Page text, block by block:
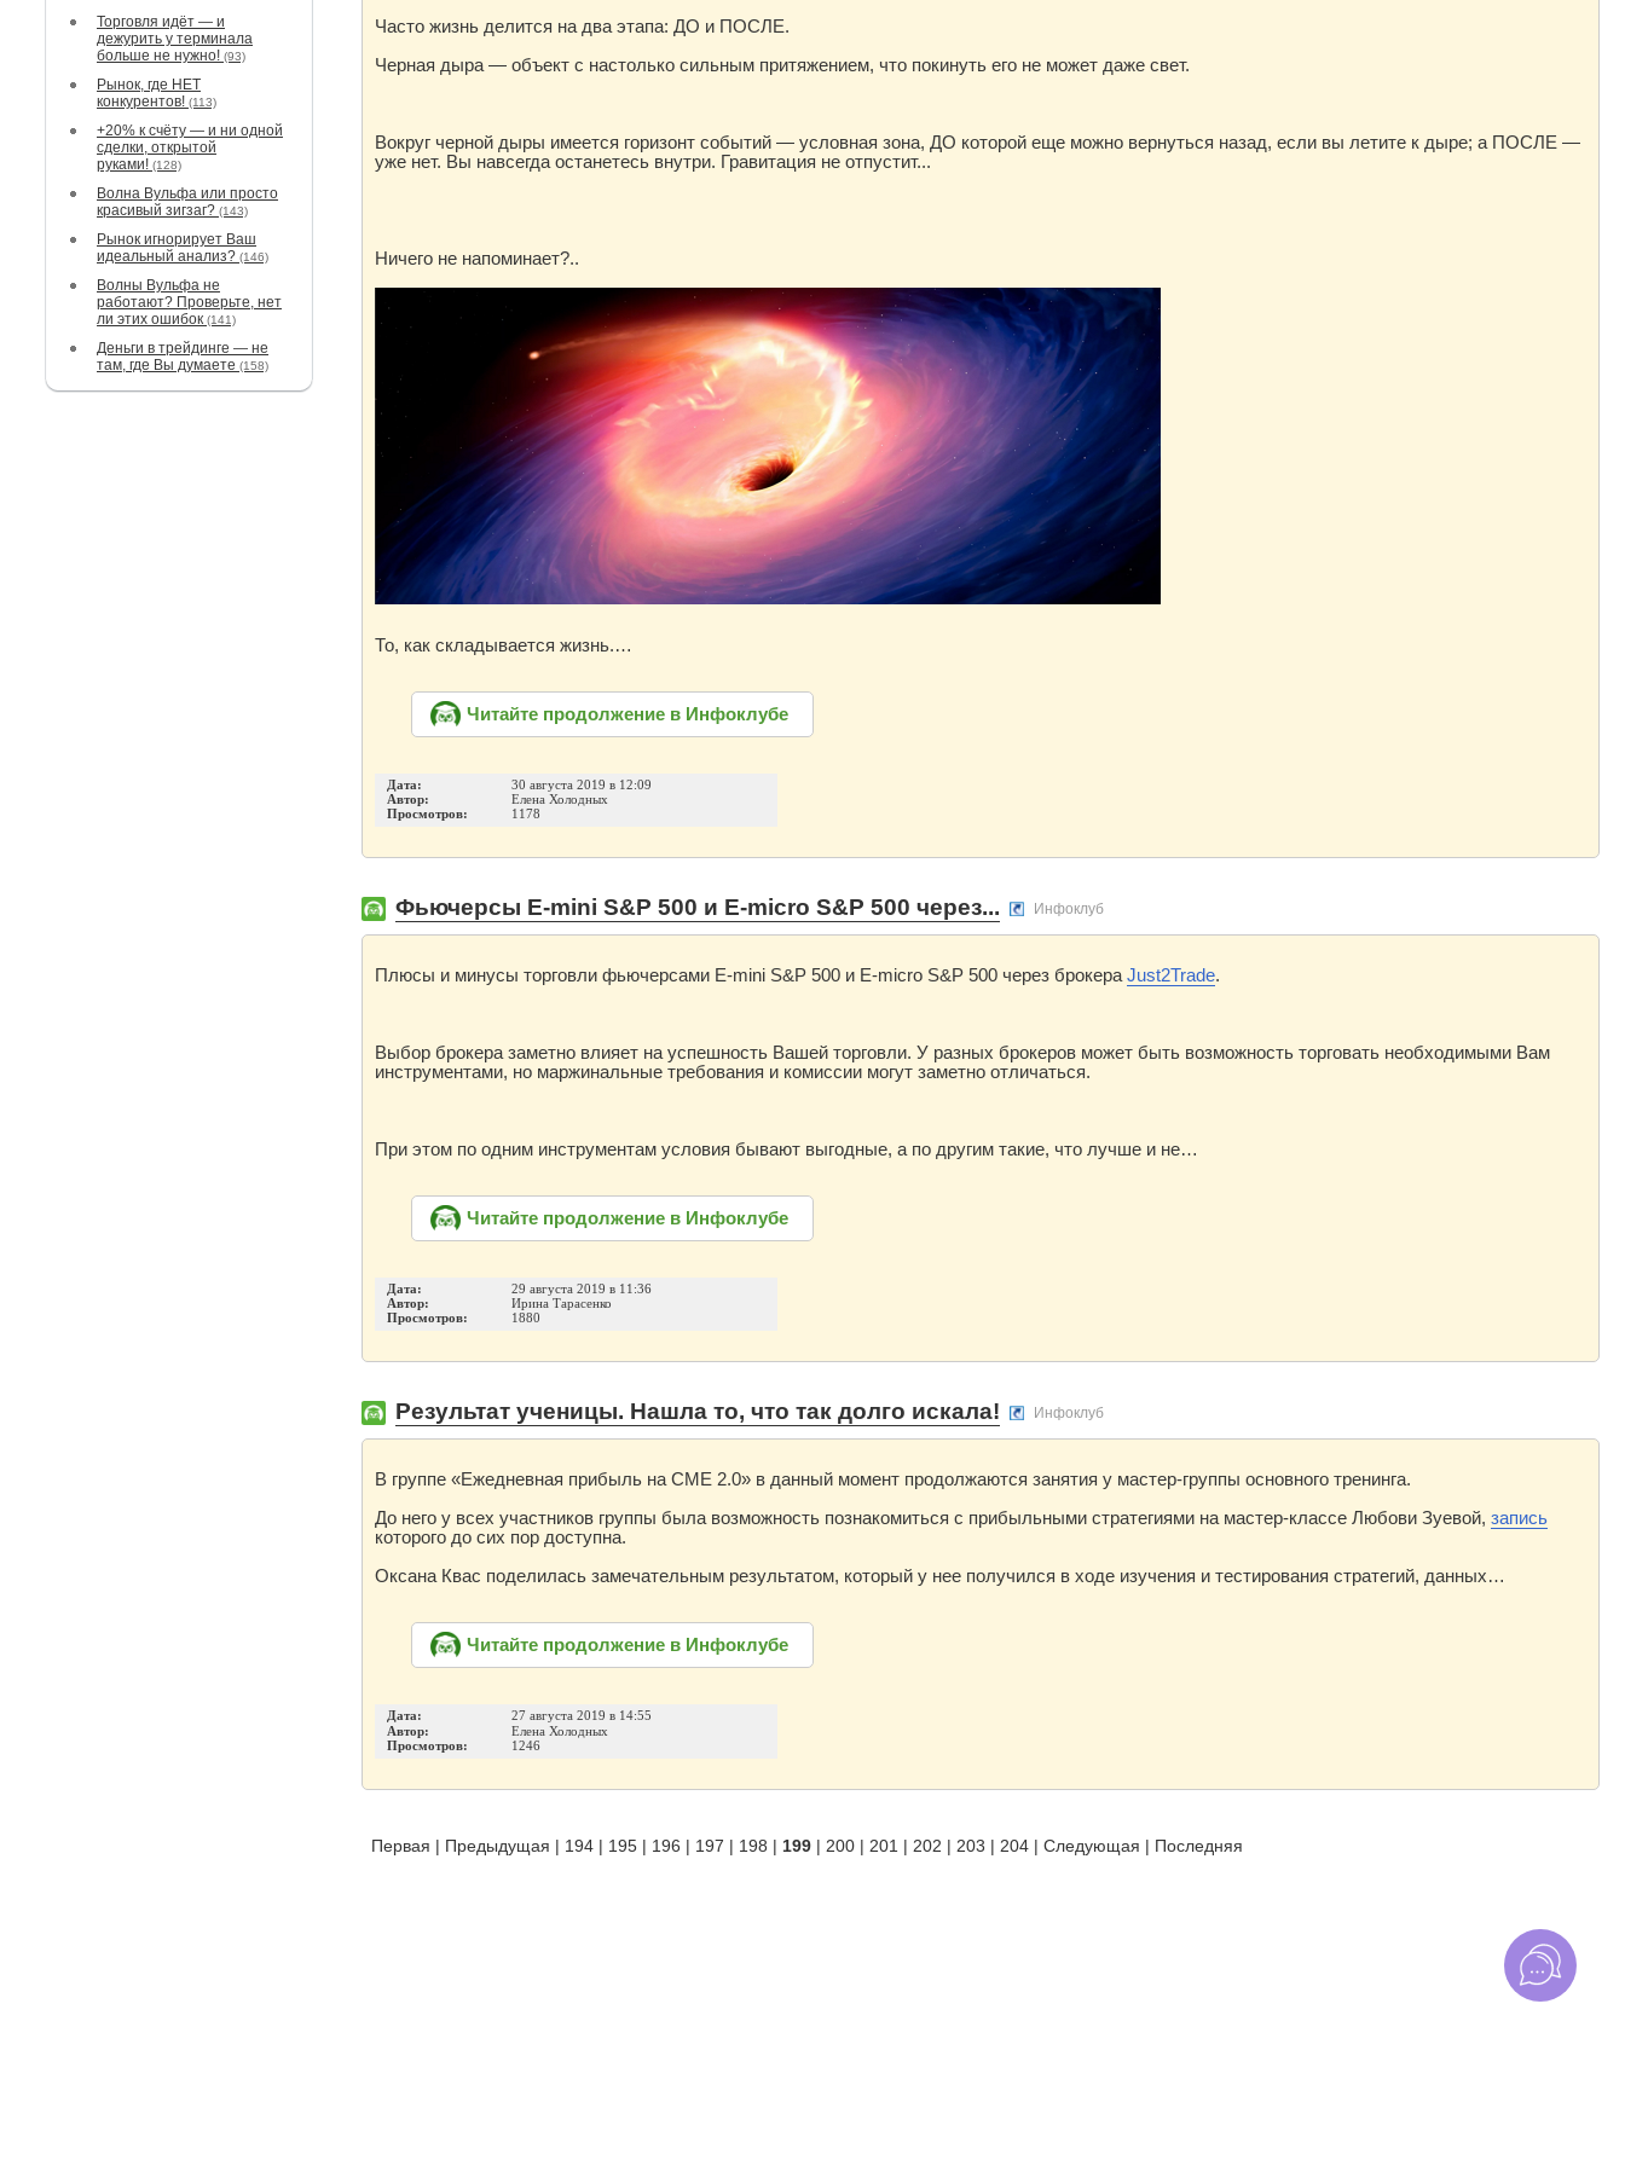
Торговля идёт — и
дежурить у терминала
больше не нужно! (93)
Рынок, где НЕТ
конкурентов! (113)
+20% к счёту — и ни одной
сделки, открытой
руками! (128)
Волна Вульфа или просто
красивый зигзаг? (143)
Рынок игнорирует Ваш
идеальный анализ? (146)
Волны Вульфа не
работают? Проверьте, нет
ли этих ошибок (141)
Деньги в трейдинге — не
там, где Вы думаете (158)
Часто жизнь делится на два этапа: ДО и ПОСЛЕ.
Черная дыра — объект с настолько сильным притяжением, что покинуть его не может даже свет.
Вокруг черной дыры имеется горизонт событий — условная зона, ДО которой еще можно вернуться назад, если вы летите к дыре; а ПОСЛЕ —
уже нет. Вы навсегда останетесь внутри. Гравитация не отпустит...
Ничего не напоминает?..
То, как складывается жизнь.…
Читайте продолжение в Инфоклубе
Дата:
30 августа 2019 в 12:09
Автор:
Елена Холодных
Просмотров:
1178
Фьючерсы E-mini S&P 500 и E-micro S&P 500 через... Инфоклуб
Плюсы и минусы торговли фьючерсами E-mini S&P 500 и E-micro S&P 500 через брокераJust2Trade.
Выбор брокера заметно влияет на успешность Вашей торговли. У разных брокеров может быть возможность торговать необходимыми Вам
инструментами, но маржинальные требования и комиссии могут заметно отличаться.
При этом по одним инструментам условия бывают выгодные, а по другим такие, что лучше и не…
Читайте продолжение в Инфоклубе
Дата:
29 августа 2019 в 11:36
Автор:
Ирина Тарасенко
Просмотров:
1880
Результат ученицы. Нашла то, что так долго искала! Инфоклуб
В группе «Ежедневная прибыль на CME 2.0» в данный момент продолжаются занятия у мастер-группы основного тренинга.
До него у всех участников группы была возможность познакомиться с прибыльными стратегиями на мастер-классе Любови Зуевой, запись
которого до сих пор доступна.
Оксана Квас поделилась замечательным результатом, который у нее получился в ходе изучения и тестирования стратегий, данных…
Читайте продолжение в Инфоклубе
Дата:
27 августа 2019 в 14:55
Автор:
Елена Холодных
Просмотров:
1246
Первая | Предыдущая | 194 | 195 | 196 | 197 | 198 | 199 | 200 | 201 | 202 | 203 | 204 | Следующая | Последняя